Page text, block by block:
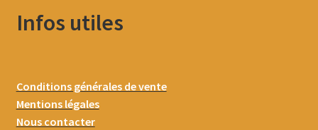
Infos utiles
Conditions générales de vente
Mentions légales
Nous contacter